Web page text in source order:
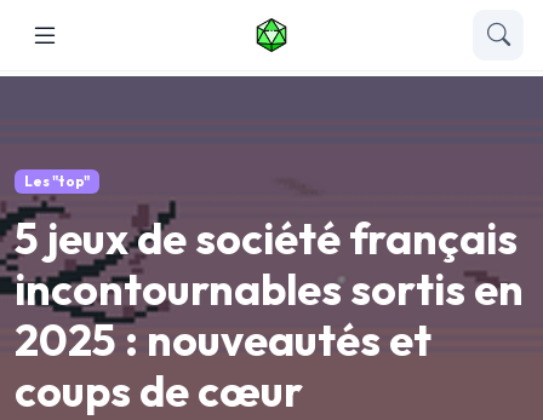
Les "top"
5 jeux de société français
incontournables sortis en
2025 : nouveautés et
coups de cœur